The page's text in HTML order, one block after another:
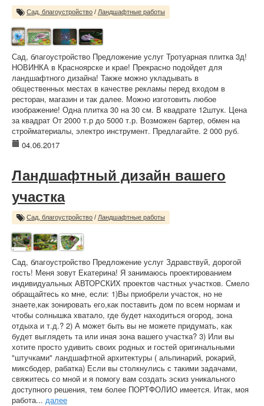
Сад, благоустройство / Ландшафтные работы
Сад, благоустройство Предложение услуг Тротуарная плитка 3д!
НОВИНКА в Красноярске и крае! Прекрасно подойдет для
ландшафтного дизайна! Также можно укладывать в
общественных местах в качестве рекламы перед входом в
ресторан, магазин и так далее. Можно изготовить любое
изображение! Одна плитка 30 на 30 см. В квадрате 12штук. Цена
за квадрат От 2000 т.р до 5000 т.р. Возможен бартер, обмен на
стройматериалы, электро инструмент. Предлагайте. 2 000 руб.
04.06.2017
Ландшафтный дизайн вашего
участка
Сад, благоустройство / Ландшафтные работы
Сад, благоустройство Предложение услуг Здравствуй, дорогой
гость! Меня зовут Екатерина! Я занимаюсь проектированием
индивидуальных АВТОРСКИХ проектов частных участков. Смело
обращайтесь ко мне, если: 1)Вы приобрели участок, но не
знаете,как зонировать его,как поставить дом по всем нормам и
чтобы солнышка хватало, где будет находиться огород, зона
отдыха и т.д.? 2) А может быть вы не можете придумать, как
будет выглядеть та или иная зона вашего участка? 3) Или вы
хотите просто удивить своих родных и гостей оригинальными
"штучками" ландшафтной архитектуры ( альпинарий, рокарий,
миксбодер, рабатка) Если вы столкнулись с такими задачами,
свяжитесь со мной и я помогу вам создать эскиз уникального
доступного решения, тем более ПОРТФОЛИО имеется. Итак, моя
работа... далее